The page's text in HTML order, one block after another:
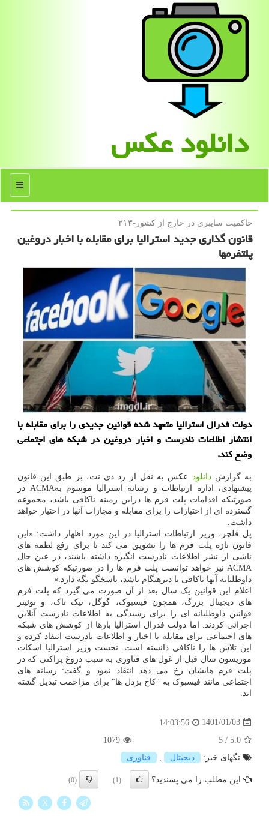
دانلود عكس
منو
حاكمیت سایبری در خارج از كشور-۲۱۳
قانون گذاری جدید استرالیا برای مقابله با اخبار دروغین
پلتفرمها
دولت فدرال استرالیا متعهد شده قوانین جدیدی را برای مقابله با
انتشار اطلاعات نادرست و اخبار دروغین در شبکه های اجتماعی
وضع کند.
به گزارشدانلود
عکس به نقل از زد دی نت، بر طبق این قانون
پیشنهادی، اداره ارتباطات و رسانه استرالیا موسوم بهACMA در
صورتیکه اقدامات پلت فرم ها دراین زمینه ناکافی باشد، مجموعه
گسترده ای از اختیارات را برای مقابله و مجازات آنها در اختیار خواهد
داشت.
پل فلچر، وزیر ارتباطات استرالیا در این مورد اظهار داشت: «این
قانون تازه پلت فرم ها را تشویق می کند تا برای رفع لطمه های
ناشی از نشر اطلاعات نادرست انگیزه داشته باشند، در عین حال
ACMA نیز خواهد توانست پلت فرم ها را در صورتیکه کوشش های
داوطلبانه آنها ناکافی یا دیرهنگام باشد، پاسخگو نگه دارد.»
اعلام این قوانین یک سال بعد از آن صورت می گیرد که پلت فرم
های دیجیتال بزرگ، همچون فیسبوک، گوگل، تیک تاک، و توئیتر
قوانین داوطلبانه ای را برای رسیدگی به اطلاعات نادرست آنلاین
اجرائی کردند. اما دولت فدرال استرالیا بارها از کوشش های شبکه
های اجتماعی برای مقابله با اخبار و اطلاعات نادرست انتقاد کرده و
این تلاش ها را ناکافی دانسته است. نخست وزیر استرالیا اسکات
موریسون سال قبل از غول های فناوری به سبب دروغ پراکنی که در
پلت فرم هایشان رخ می دهد انتقاد نمود و گفت: رسانه های
اجتماعی مانند فیسبوک به "کاخ بزدل ها" برای مزاحمت تبدیل گشته
اند.
1401/01/03
14:03:56
5.0
/
5
1079
تگهای خبر:
دیجیتال , فناوری
این مطلب را می پسندید؟ (1)
(0)
X